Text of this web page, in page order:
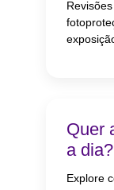
Quer
a dia?
Explore